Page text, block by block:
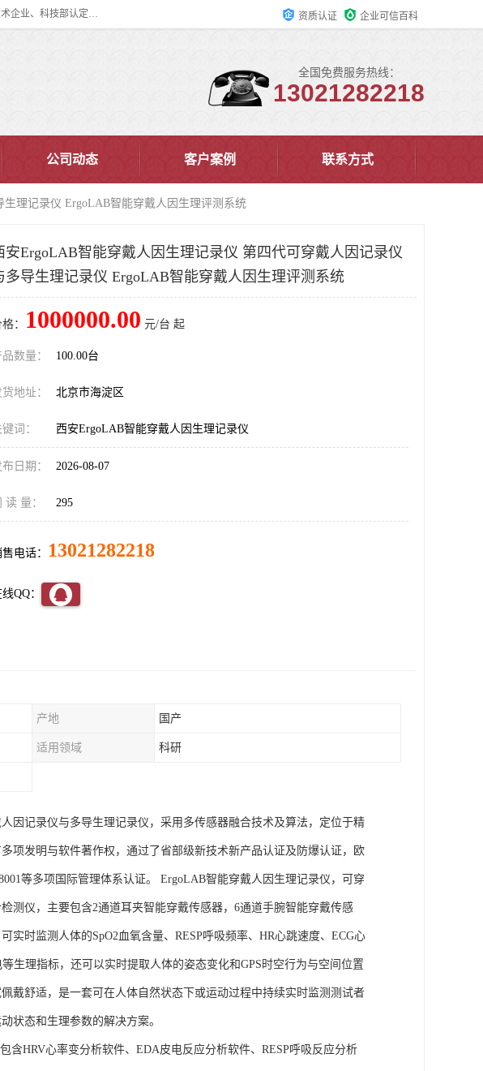
眼动仪多少钱?北京津发科技股份有限公司主营：事件相关电位仪、生理仪、肌电仪、脑电仪、皮电仪、眼动仪；是国家级高新技术企业、科技部认定的科技型中小企业和中关村高新技术企业，具备保密资格，具备自主进出口经营权；自主研发技术、产品与服务荣获多项省部级科学技术奖励、国家发明专利、国家软件著作权和省部级新技术新产品（服务）认证。 资质认证 企业可信百科
全国免费服务热线：
13021282218
公司动态 客户案例 联系方式
理记录仪 ErgoLAB智能穿戴人因生理评测系统
安ErgoLAB智能穿戴人因生理记录仪 第四代可穿戴人因记录仪
多导生理记录仪 ErgoLAB智能穿戴人因生理评测系统
： 1000000.00 元/台 起
数量： 100.00台
地址： 北京市海淀区
词： 西安ErgoLAB智能穿戴人因生理记录仪
日期： 2026-08-07
读 量： 295
电话： 13021282218
QQ：
产地 国产
适用领域 科研
因记录仪与多导生理记录仪，采用多传感器融合技术及算法，定位于精
项发明与软件著作权，通过了省部级新技术新产品认证及防爆认证，欧
等多项国际管理体系认证。 ErgoLAB智能穿戴人因生理记录仪，可穿
测仪，主要包含2通道耳夹智能穿戴传感器，6通道手腕智能穿戴传感
时监测人体的SpO2血氧含量、RESP呼吸频率、HR心跳速度、ECG心
生理指标，还可以实时提取人体的姿态变化和GPS时空行为与空间位置
戴舒适，是一套可在人体自然状态下或运动过程中持续实时监测测试者
状态和生理参数的解决方案。
含HRV心率变分析软件、EDA皮电反应分析软件、RESP呼吸反应分析